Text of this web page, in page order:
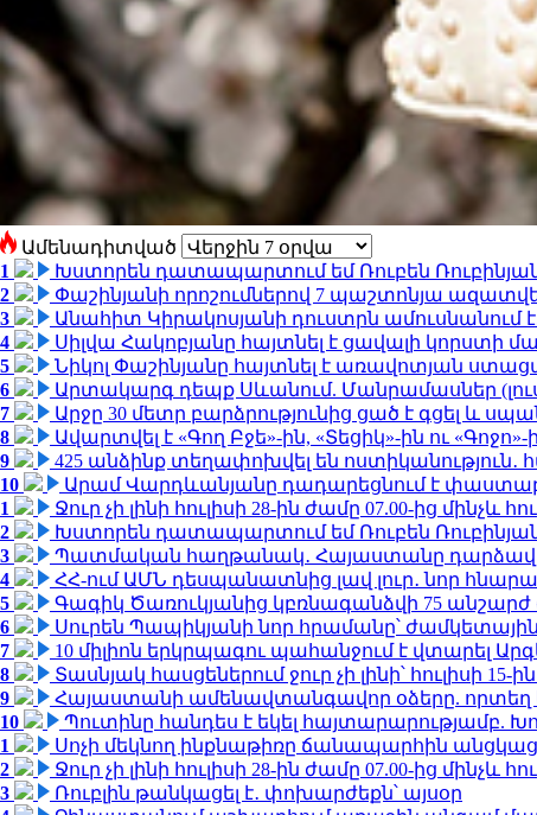
Ամենադիտված
1
Խստորեն դատապարտում եմ Ռուբեն
2
Փաշինյանի որոշումներով 7 պաշտոնյա
3
Անահիտ Կիրակոսյանի դուստրն ամուսնանում
4
Սիլվա Հակոբյանը հայտնել է ցավալի կորստի
5
Նիկոլ Փաշինյանը հայտնել է առավոտյան
6
Արտակարգ դեպք Սևանում. Մանրամասներ
7
Արջը 30 մետր բարձրությունից ցած է գցել և
8
Ավարտվել է «Գող Բջե»-ին, «Տեցիկ»-ին ու
9
425 անձինք տեղափոխվել են
10
Արամ Վարդևանյանը դադարեցնում է
1
Ջուր չի լինի հուլիսի 28-ին ժամը 07.00-ից մինչև
2
Խստորեն դատապարտում եմ Ռուբեն
3
Պատմական հաղթանակ․ Հայաստանը դարձավ
4
ՀՀ-ում ԱՄՆ դեսպանատնից լավ լուր․ նոր
5
Գագիկ Ծառուկյանից կբռնագանձվի 75 անշարժ
6
Սուրեն Պապիկյանի նոր հրամանը՝
7
10 միլիոն երկրպագու պահանջում է վտարել
8
Տասնյակ հասցեներում ջուր չի լինի՝ հուլիսի 15-
9
Հայաստանի ամենավտանգավոր օձերը.
10
Պուտինը հանդես է եկել հայտարարությամբ.
1
Սոչի մեկնող ինքնաթիռը ճանապարհին
2
Ջուր չի լինի հուլիսի 28-ին ժամը 07.00-ից մինչև
3
Ռուբլին թանկացել է․ փոխարժեքն՝ այսօր